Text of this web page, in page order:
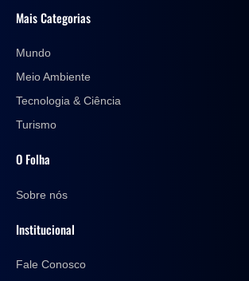
Mais Categorias
Mundo
Meio Ambiente
Tecnologia & Ciência
Turismo
O Folha
Sobre nós
Institucional
Fale Conosco